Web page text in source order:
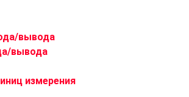
вывода
вывода
измерения